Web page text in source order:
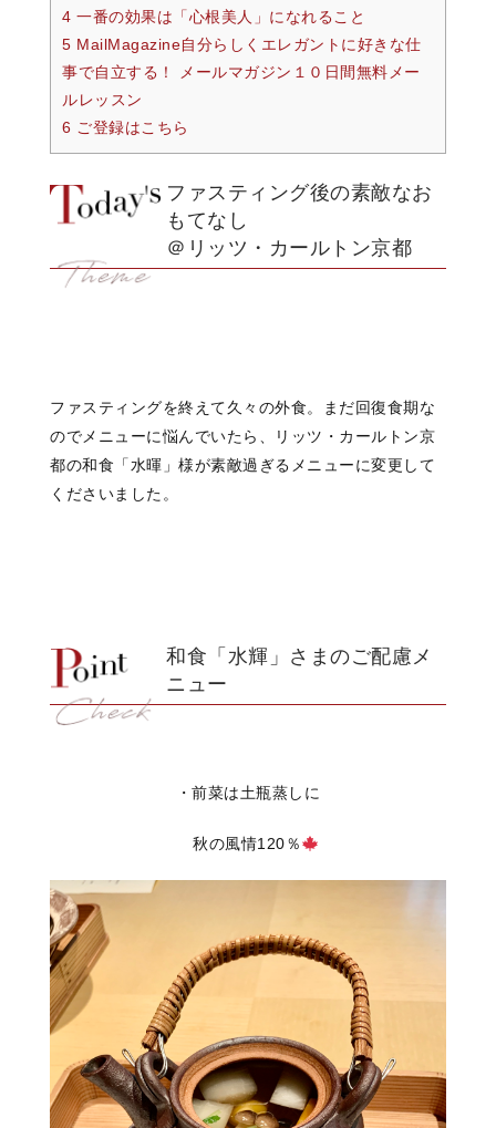
4 一番の効果は「心根美人」になれること
5 MailMagazine自分らしくエレガントに好きな仕
事で自立する！ メールマガジン１０日間無料メー
ルレッスン
6 ご登録はこちら
ファスティング後の素敵なお
もてなし
＠リッツ・カールトン京都
ファスティングを終えて久々の外食。まだ回復食期な
のでメニューに悩んでいたら、リッツ・カールトン京
都の和食「水暉」様が素敵過ぎるメニューに変更して
くださいました。
和食「水輝」さまのご配慮メ
ニュー
・前菜は土瓶蒸しに
秋の風情120％